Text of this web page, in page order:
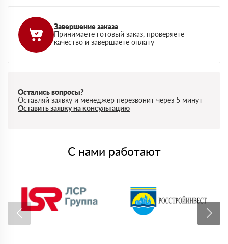
Завершение заказа
Принимаете готовый заказ, проверяете
качество и завершаете оплату
Остались вопросы?
Оставляй заявку и менеджер перезвонит через 5 минут
Оставить заявку на консультацию
С нами работают